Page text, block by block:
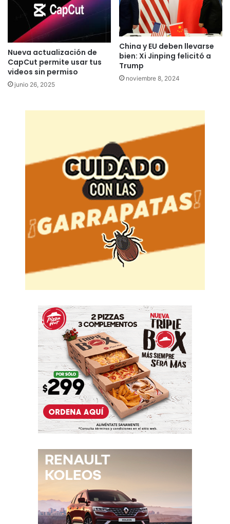
Nueva actualización de
CapCut permite usar tus
videos sin permiso
junio 26, 2025
China y EU deben llevarse
bien: Xi Jinping felicitó a
Trump
noviembre 8, 2024